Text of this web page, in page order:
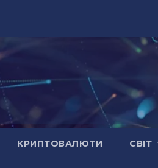
КРИПТОВАЛЮТИ СВІТ